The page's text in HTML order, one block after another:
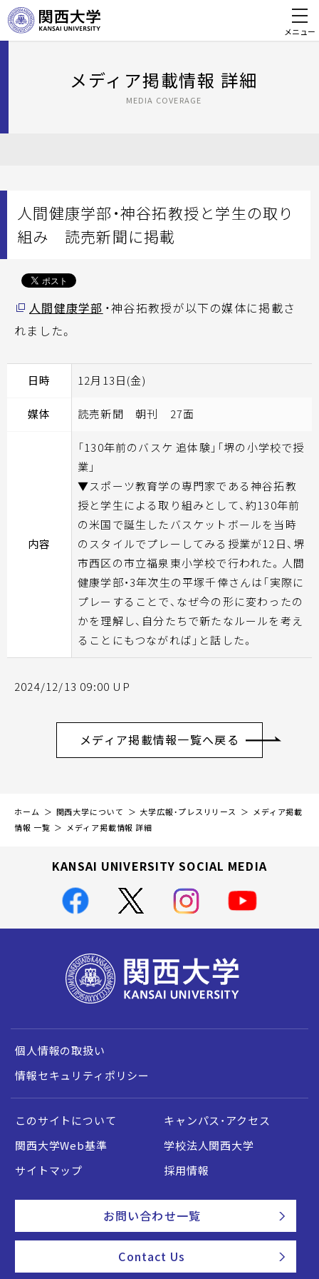
メニュー
メディア掲載情報 詳細
MEDIA COVERAGE
人間健康学部・神谷拓教授と学生の取り
組み 読売新聞に掲載
人間健康学部 ・神谷拓教授が以下の媒体に掲載さ
れました。
日時 12月13日(金)
媒体 読売新聞 朝刊 27面
内容
「130年前のバスケ 追体験」「堺の小学校で授
業」
▼スポーツ教育学の専門家である神谷拓教
授と学生による取り組みとして、約130年前
の米国で誕生したバスケットボールを当時
のスタイルでプレーしてみる授業が12日、堺
市西区の市立福泉東小学校で行われた。人間
健康学部・3年次生の平塚千倖さんは「実際に
プレーすることで、なぜ今の形に変わったの
かを理解し、自分たちで新たなルールを考え
ることにもつながれば」と話した。
2024/12/13 09:00 UP
メディア掲載情報一覧へ戻る
ホーム 関西大学について 大学広報・プレスリリース
メディア掲載
情報 一覧
メディア掲載情報 詳細
KANSAI UNIVERSITY SOCIAL MEDIA
個人情報の取扱い
情報セキュリティポリシー
このサイトについて
キャンパス・アクセス
関西大学Web基準
学校法人関西大学
サイトマップ
採用情報
お問い合わせ一覧
Contact Us